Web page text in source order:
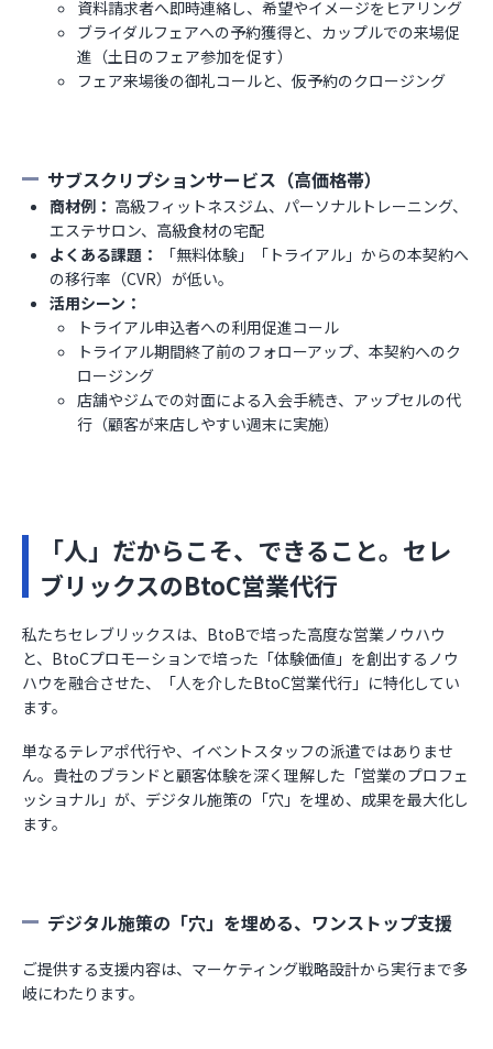
資料請求者へ即時連絡し、希望やイメージをヒアリング
ブライダルフェアへの予約獲得と、カップルでの来場促
進（土日のフェア参加を促す）
フェア来場後の御礼コールと、仮予約のクロージング
サブスクリプションサービス（高価格帯）
商材例： 高級フィットネスジム、パーソナルトレーニング、
エステサロン、高級食材の宅配
よくある課題：
「無料体験」「トライアル」からの本契約へ
の移行率（CVR）が低い。
活用シーン：
トライアル申込者への利用促進コール
トライアル期間終了前のフォローアップ、本契約へのク
ロージング
店舗やジムでの対面による入会手続き、アップセルの代
行（顧客が来店しやすい週末に実施）
「人」だからこそ、できること。セレ
ブリックスのBtoC営業代行
私たちセレブリックスは、BtoBで培った高度な営業ノウハウ
と、BtoCプロモーションで培った「体験価値」を創出するノウ
ハウを融合させた、「人を介したBtoC営業代行」に特化してい
ます。
単なるテレアポ代行や、イベントスタッフの派遣ではありませ
ん。貴社のブランドと顧客体験を深く理解した「営業のプロフェ
ッショナル」が、デジタル施策の「穴」を埋め、成果を最大化し
ます。
デジタル施策の「穴」を埋める、ワンストップ支援
ご提供する支援内容は、マーケティング戦略設計から実行まで多
岐にわたります。